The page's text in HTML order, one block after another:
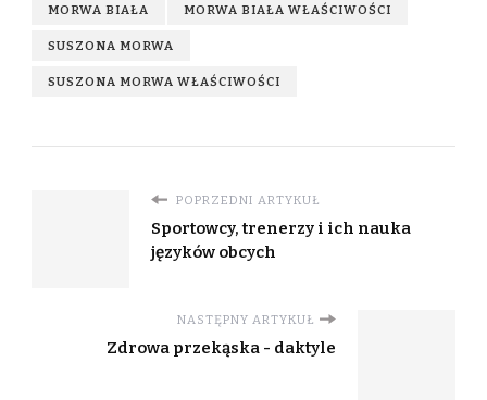
MORWA BIAŁA MORWA BIAŁA WŁAŚCIWOŚCI
SUSZONA MORWA
SUSZONA MORWA WŁAŚCIWOŚCI
POPRZEDNI ARTYKUŁ
Sportowcy, trenerzy i ich nauka
języków obcych
NASTĘPNY ARTYKUŁ
Zdrowa przekąska - daktyle